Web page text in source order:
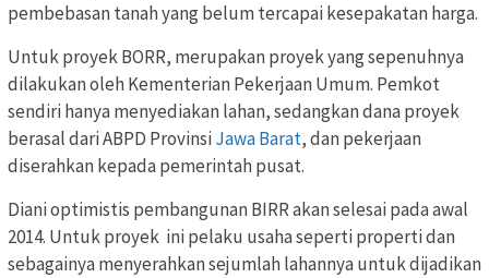
pembebasan tanah yang belum tercapai kesepakatan harga.
Untuk proyek BORR, merupakan proyek yang sepenuhnya
dilakukan oleh Kementerian Pekerjaan Umum. Pemkot
sendiri hanya menyediakan lahan, sedangkan dana proyek
berasal dari ABPD ProvinsiJawa Barat, dan pekerjaan
diserahkan kepada pemerintah pusat.
Diani optimistis pembangunan BIRR akan selesai pada awal
2014. Untuk proyek ini pelaku usaha seperti properti dan
sebagainya menyerahkan sejumlah lahannya untuk dijadikan